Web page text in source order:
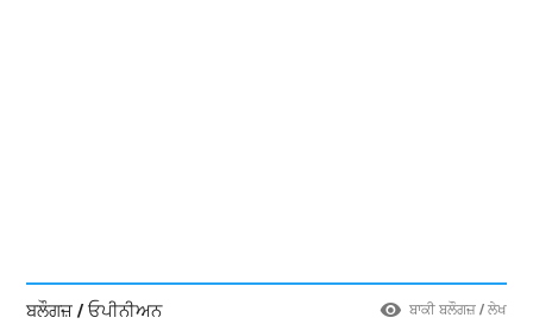
ਬਲੌਗਜ਼ / ਓਪੀਨੀਅਨ ਬਾਕੀ ਬਲੌਗਜ਼ / ਲੇਖ